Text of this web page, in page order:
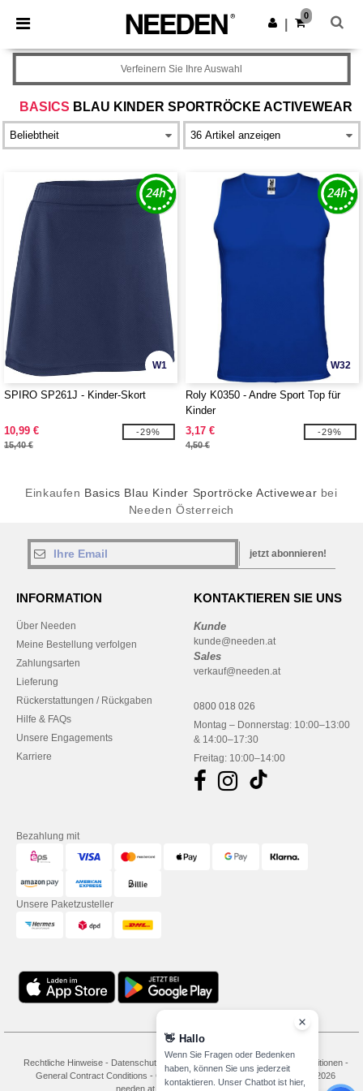
× Needen App
Bessere Preise in der App!
App holen
0
BASICS BLAU KINDER SPORTRÖCKE ACTIVEWEAR
Verfeinern Sie Ihre Auswahl
W1
SPIRO SP261J - Kinder-Skort
10,99 €
15,40 €
-29%
W32
Roly K0350 - Andre Sport Top für
Kinder
3,17 €
4,50 €
-29%
Einkaufen Basics Blau Kinder Sportröcke Activewear bei
Needen Österreich
jetzt abonnieren!
INFORMATION
Über Needen
Meine Bestellung verfolgen
Zahlungsarten
Lieferung
Rückerstattungen / Rückgaben
Hilfe & FAQs
Unsere Engagements
Karriere
KONTAKTIEREN SIE UNS
Kunde
kunde@needen.at
Sales
verkauf@needen.at
0800 018 026
Montag – Donnerstag: 10:00–13:00
& 14:00–17:30
Freitag: 10:00–14:00
Bezahlung mit
Unsere Paketzusteller
Rechtliche Hinweise- Datenschutzbestimmungen - Bedingungen und Konditionen-
General Contract Conditions - Cookie-Richtlinie Site Map
Copyright 2026
needen.at - Alle Rechte vorbehalten
👋 Hallo
Wenn Sie Fragen oder Bedenken
haben, können Sie uns jederzeit
kontaktieren. Unser Chatbot ist hier,